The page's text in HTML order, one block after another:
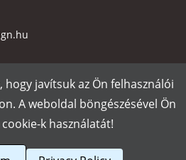
Adatvédelmi tájékoztató
ÁSZF
hogy javítsuk az Ön felhasználói
A weboldal böngészésével Ön
k használatát!